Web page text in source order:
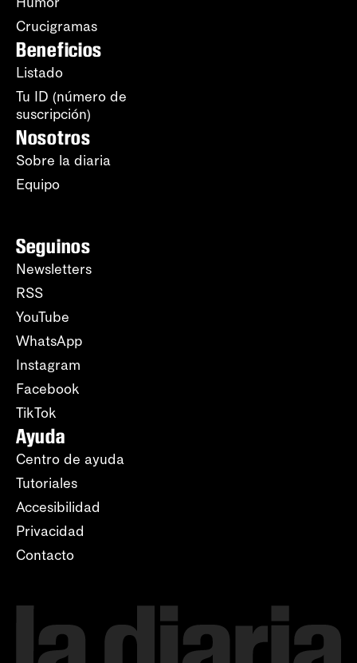
Crucigramas
Beneficios
Listado
Tu ID (número de
suscripción)
Nosotros
Sobre la diaria
Equipo
Seguinos
Newsletters
RSS
YouTube
WhatsApp
Instagram
Facebook
TikTok
Ayuda
Centro de ayuda
Tutoriales
Accesibilidad
Privacidad
Contacto